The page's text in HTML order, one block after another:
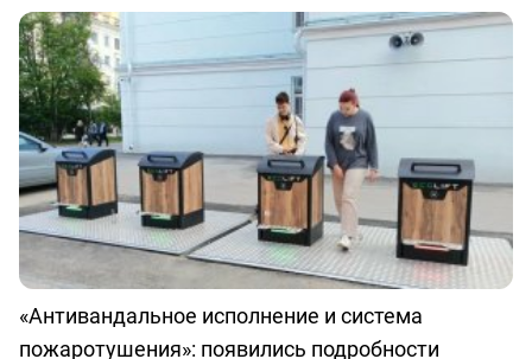
«Антивандальное исполнение и система
пожаротушения»: появились подробности